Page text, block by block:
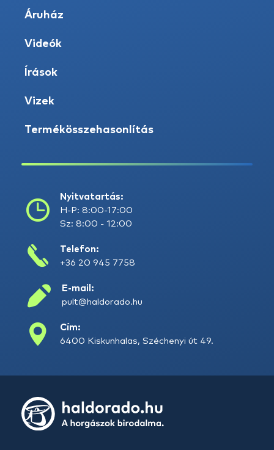
Áruház
Videók
Írások
Vizek
Termékösszehasonlítás
Nyitvatartás:
H-P: 8:00-17:00
Sz: 8:00 - 12:00
Telefon:
+36 20 945 7758
E-mail:
pult@haldorado.hu
Cím:
6400 Kiskunhalas, Széchenyi út 49.